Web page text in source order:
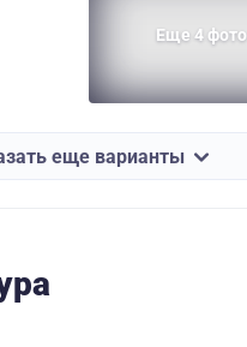
Еще 4 фото
еще варианты